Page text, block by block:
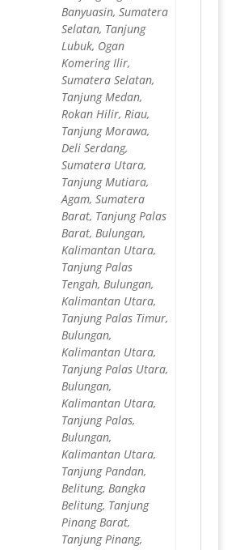
Banyuasin, Sumatera
Selatan, Tanjung
Lubuk, Ogan
Komering Ilir,
Sumatera Selatan,
Tanjung Medan,
Rokan Hilir, Riau,
Tanjung Morawa,
Deli Serdang,
Sumatera Utara,
Tanjung Mutiara,
Agam, Sumatera
Barat, Tanjung Palas
Barat, Bulungan,
Kalimantan Utara,
Tanjung Palas
Tengah, Bulungan,
Kalimantan Utara,
Tanjung Palas Timur,
Bulungan,
Kalimantan Utara,
Tanjung Palas Utara,
Bulungan,
Kalimantan Utara,
Tanjung Palas,
Bulungan,
Kalimantan Utara,
Tanjung Pandan,
Belitung, Bangka
Belitung, Tanjung
Pinang Barat,
Tanjung Pinang,